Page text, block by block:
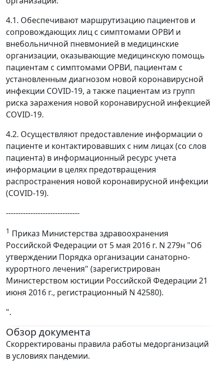
4.1. Обеспечивают маршрутизацию пациентов и
сопровождающих лиц с симптомами ОРВИ и
внебольничной пневмонией в медицинские
организации, оказывающие медицинскую помощь
пациентам с симптомами ОРВИ, пациентам с
установленным диагнозом новой коронавирусной
инфекции COVID-19, а также пациентам из групп
риска заражения новой коронавирусной инфекцией
COVID-19.
4.2. Осуществляют предоставление информации о
пациенте и контактировавших с ним лицах (со слов
пациента) в информационный ресурс учета
информации в целях предотвращения
распространения новой коронавирусной инфекции
(COVID-19).
------------------------------
1 Приказ Министерства здравоохранения
Российской Федерации от 5 мая 2016 г. N 279н "Об
утверждении Порядка организации санаторно-
курортного лечения" (зарегистрирован
Министерством юстиции Российской Федерации 21
июня 2016 г., регистрационный N 42580).
".
Обзор документа
Скорректированы правила работы медорганизаций
в условиях пандемии.